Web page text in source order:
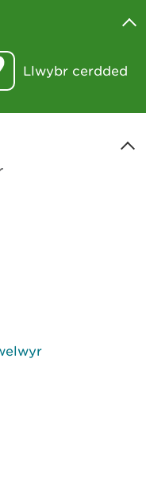
Llwybr cerdded